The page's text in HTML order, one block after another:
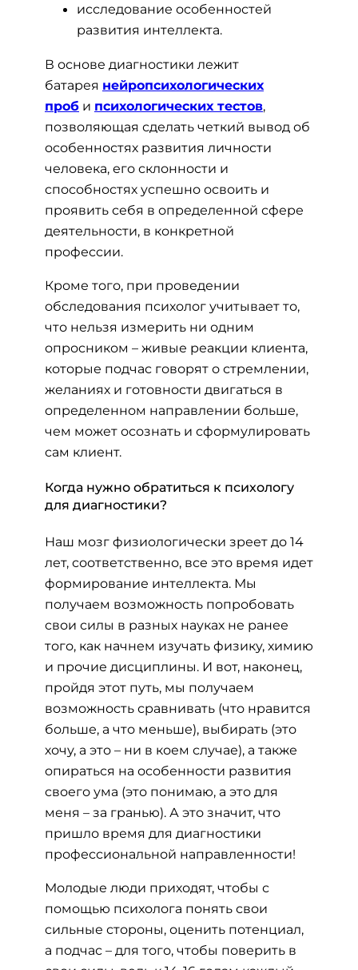
исследование особенностей
развития интеллекта.
В основе диагностики лежит
батарея нейропсихологических
проб и психологических тестов,
позволяющая сделать четкий вывод об
особенностях развития личности
человека, его склонности и
способностях успешно освоить и
проявить себя в определенной сфере
деятельности, в конкретной
профессии.
Кроме того, при проведении
обследования психолог учитывает то,
что нельзя измерить ни одним
опросником – живые реакции клиента,
которые подчас говорят о стремлении,
желаниях и готовности двигаться в
определенном направлении больше,
чем может осознать и сформулировать
сам клиент.
Когда нужно обратиться к психологу
для диагностики?
Наш мозг физиологически зреет до 14
лет, соответственно, все это время идет
формирование интеллекта. Мы
получаем возможность попробовать
свои силы в разных науках не ранее
того, как начнем изучать физику, химию
и прочие дисциплины. И вот, наконец,
пройдя этот путь, мы получаем
возможность сравнивать (что нравится
больше, а что меньше), выбирать (это
хочу, а это – ни в коем случае), а также
опираться на особенности развития
своего ума (это понимаю, а это для
меня – за гранью). А это значит, что
пришло время для диагностики
профессиональной направленности!
Молодые люди приходят, чтобы с
помощью психолога понять свои
сильные стороны, оценить потенциал,
а подчас – для того, чтобы поверить в